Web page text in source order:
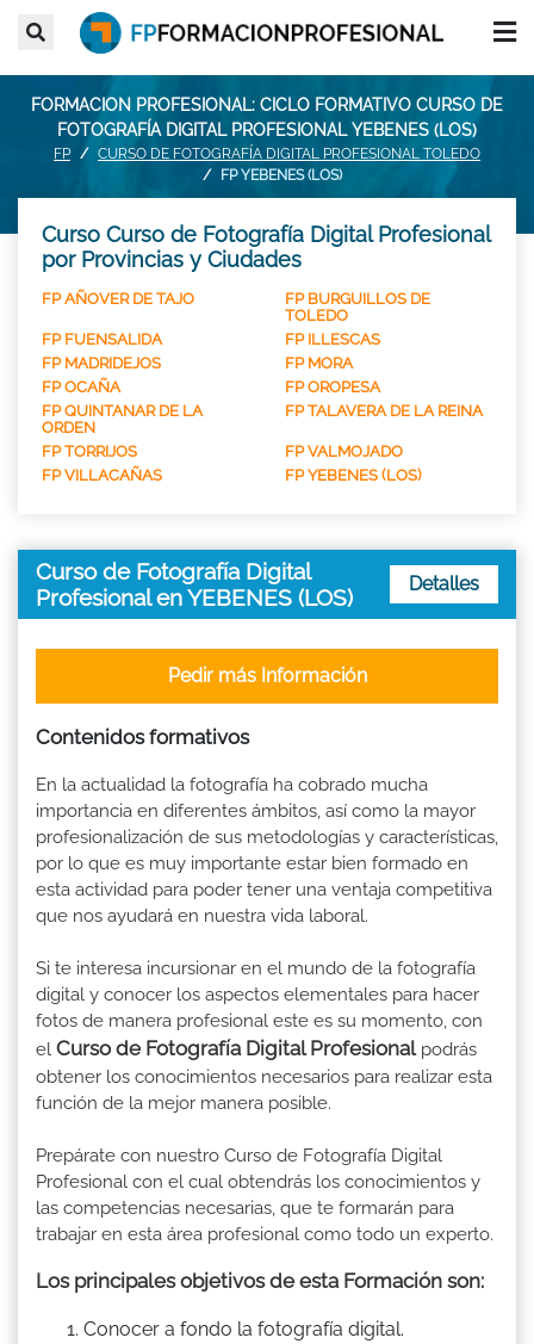
FORMACION PROFESIONAL: CICLO FORMATIVO CURSO DE
FOTOGRAFÍA DIGITAL PROFESIONAL YEBENES (LOS)
FP
CURSO DE FOTOGRAFÍA DIGITAL PROFESIONAL TOLEDO
FP YEBENES (LOS)
Curso Curso de Fotografía Digital Profesional
por Provincias y Ciudades
FP AÑOVER DE TAJO
FP BURGUILLOS DE
TOLEDO
FP FUENSALIDA
FP ILLESCAS
FP MADRIDEJOS
FP MORA
FP OCAÑA
FP OROPESA
FP QUINTANAR DE LA
ORDEN
FP TALAVERA DE LA REINA
FP TORRIJOS
FP VALMOJADO
FP VILLACAÑAS
FP YEBENES (LOS)
Curso de Fotografía Digital
Profesional en YEBENES (LOS)
Detalles
Pedir más Información
Contenidos formativos
En la actualidad la fotografía ha cobrado mucha
importancia en diferentes ámbitos, así como la mayor
profesionalización de sus metodologías y características,
por lo que es muy importante estar bien formado en
esta actividad para poder tener una ventaja competitiva
que nos ayudará en nuestra vida laboral.
Si te interesa incursionar en el mundo de la fotografía
digital y conocer los aspectos elementales para hacer
fotos de manera profesional este es su momento, con
el Curso de Fotografía Digital Profesionalpodrás
obtener los conocimientos necesarios para realizar esta
función de la mejor manera posible.
Prepárate con nuestro Curso de Fotografía Digital
Profesional con el cual obtendrás los conocimientos y
las competencias necesarias, que te formarán para
trabajar en esta área profesional como todo un experto.
Los principales objetivos de esta Formación son:
Conocer a fondo la fotografía digital.